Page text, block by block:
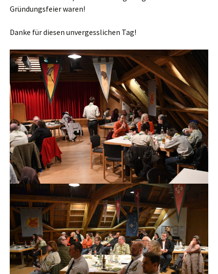
Gründungsfeier waren!
Danke für diesen unvergesslichen Tag!